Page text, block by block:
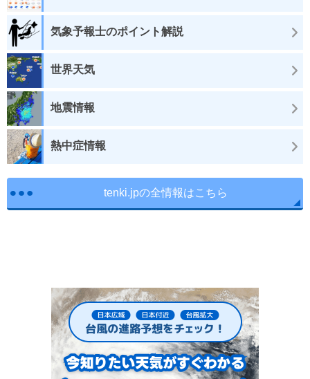
気象予報士のポイント解説
世界天気
地震情報
熱中症情報
tenki.jpの全情報はこちら